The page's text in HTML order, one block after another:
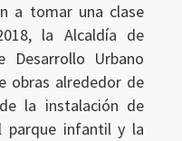
a tomar una clase
la Alcaldía de
Desarrollo Urbano
obras alrededor de
la instalación de
parque infantil y la